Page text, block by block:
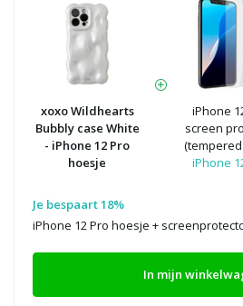
xoxo Wildhearts
Bubbly case White
- iPhone 12 Pro
hoesje
iPhone
screen
iPhone
Je bespaart 18%
iPhone 12 Pro hoesje +
In mijn